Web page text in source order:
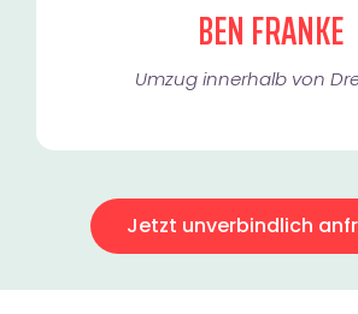
BEN FRANKE
Umzug innerhalb von
Jetzt unverbindlich